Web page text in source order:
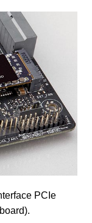
PCIe